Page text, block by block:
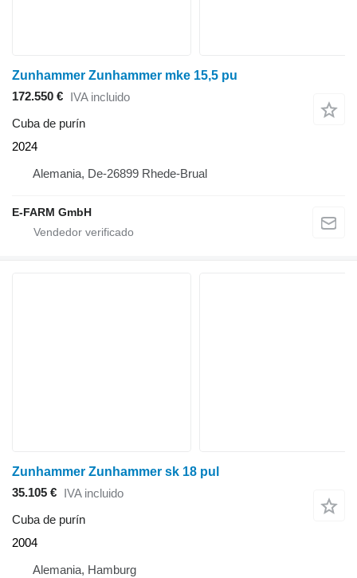
Zunhammer Zunhammer mke 15,5 pu
172.550 € IVA incluido
Cuba de purín
2024
Alemania, De-26899 Rhede-Brual
E-FARM GmbH
Zunhammer Zunhammer sk 18 pul
35.105 € IVA incluido
Cuba de purín
2004
Alemania, Hamburg